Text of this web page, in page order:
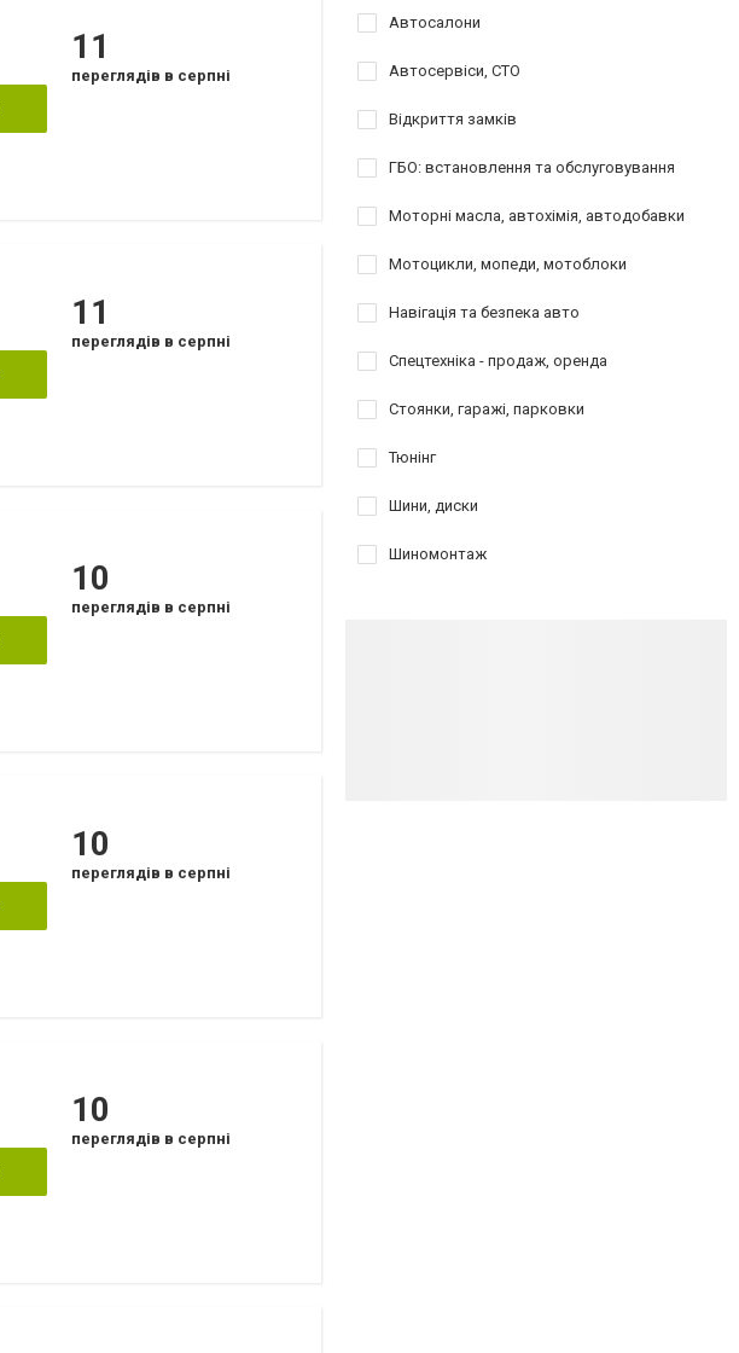
11
переглядів в серпні
11
переглядів в серпні
10
переглядів в серпні
10
переглядів в серпні
10
переглядів в серпні
Автосалони
Автосервіси, СТО
Відкриття замків
ГБО: встановлення та обслуговування
Моторні масла, автохімія, автодобавки
Мотоцикли, мопеди, мотоблоки
Навігація та безпека авто
Спецтехніка - продаж, оренда
Стоянки, гаражі, парковки
Тюнінг
Шини, диски
Шиномонтаж